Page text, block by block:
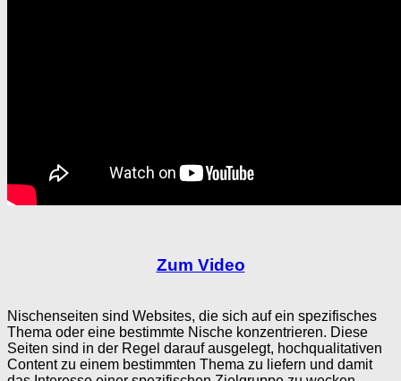
Zum Video
Nischenseiten sind Websites, die sich auf ein spezifisches
Thema oder eine bestimmte Nische konzentrieren. Diese
Seiten sind in der Regel darauf ausgelegt, hochqualitativen
Content zu einem bestimmten Thema zu liefern und damit